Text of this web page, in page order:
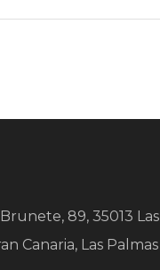
89, 35013 Las
Canaria, Las Palmas